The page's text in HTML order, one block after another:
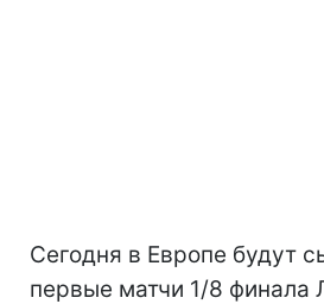
Сегодня в Европе будут
первые матчи 1/8 финала